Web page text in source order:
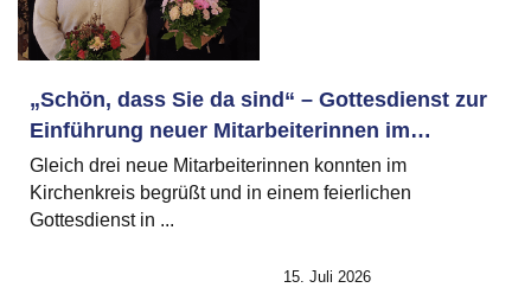
„Schön, dass Sie da sind“ – Gottesdienst zur
Einführung neuer Mitarbeiterinnen im
Kirchenkreis
Gleich drei neue Mitarbeiterinnen konnten im
Kirchenkreis begrüßt und in einem feierlichen
Gottesdienst in ...
15. Juli 2026